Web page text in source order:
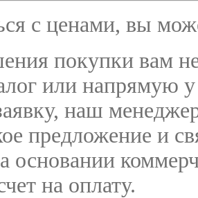
с ценами, вы
покупки вам
или напрямую
наш
предложение и
основании
на оплату.